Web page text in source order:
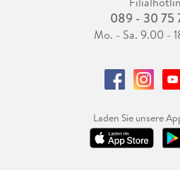
089 - 30 75
Mo. - Sa. 9.00 -
Laden Sie unsere